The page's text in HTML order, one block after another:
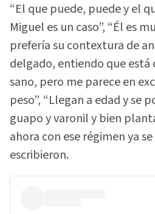
“El que puede, puede y el
Miguel es un caso”, “Él es
prefería su contextura de
delgado, entiendo que está
sano, pero me parece en
peso”, “Llegan a edad y se
guapo y varonil y bien
ahora con ese régimen ya
escribieron.